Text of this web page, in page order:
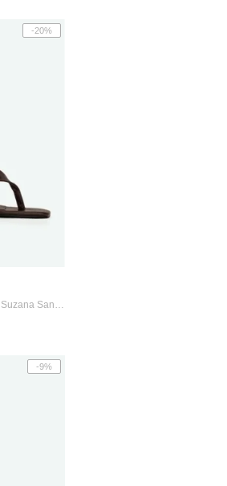
-20%
Tamanco Luara Marrom Suzana Santos
-9%